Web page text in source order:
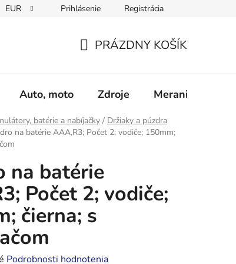
Obchodné podmienky Podmienky ochrany osobných údajov
EUR Prihlásenie Registrácia
KOŠÍK
PRÁZDNY KOŠÍK
Auto, moto Zdroje Meranie -
batérie a nabíjačky / Držiaky a púzdra
na batérie AAA,R3; Počet 2; vodiče; 150mm;
na batérie
Počet 2; vodiče;
čierna; s
Podrobnosti hodnotenia